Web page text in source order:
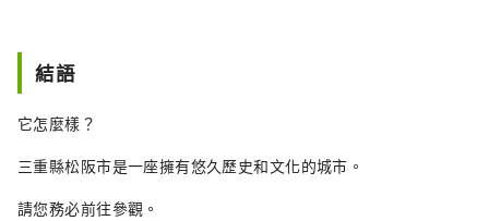
結語
它怎麼樣？
三重縣松阪市是一座擁有悠久歷史和文化的城市。
請您務必前往參觀。